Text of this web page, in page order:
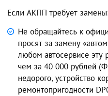
Если АКПП требует
Не обращайтесь к
просят за замену
любом автосервисе эту
чем за 40 000 рублей
недорого, устройство
ремонтопригодности